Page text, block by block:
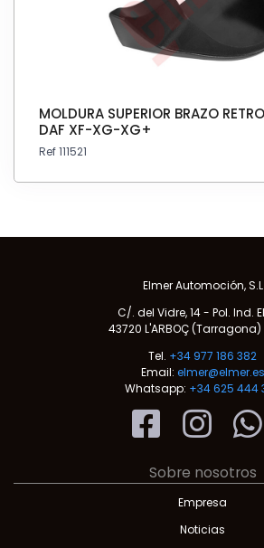
MOLDURA SUPERIOR BRAZO
DAF XF-XG-XG+
Ref 111521
Elmer Automoción, S.L
C/. del Vidre, 14 - Pol. Ind.
43720 L'ARBOÇ
Tel. +34 977 186 382
Email: elmer@elmer.es
Whatsapp: +34 625 444
Sobre nosotros
Empresa
Noticias